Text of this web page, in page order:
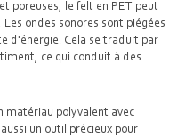
poreuses, le felt en PET peut
ondes sonores sont piégées
d'énergie. Cela se traduit par
ce qui conduit à des
matériau polyvalent avec
un outil précieux pour